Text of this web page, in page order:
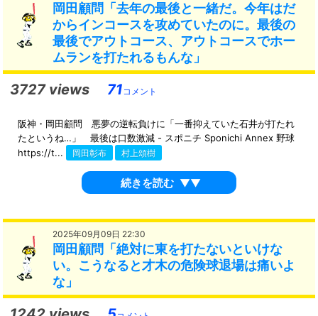
岡田顧問「去年の最後と一緒だ。今年はだ
からインコースを攻めていたのに。最後の
最後でアウトコース、アウトコースでホー
ムランを打たれるもんな」
3727 views 71コメント
阪神・岡田顧問 悪夢の逆転負けに「一番抑えていた石井が打たれ
たというね…」 最後は口数激減 - スポニチ Sponichi Annex 野球
https://t...
岡田彰布 村上頌樹
続きを読む ▼▼
2025年09月09日 22:30
岡田顧問「絶対に東を打たないといけな
い。こうなると才木の危険球退場は痛いよ
な」